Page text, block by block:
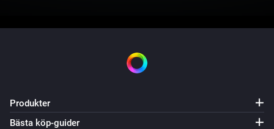
Produkter
Bästa köp-guider